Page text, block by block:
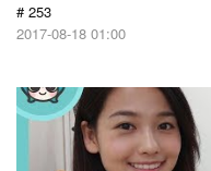
# 253
2017-08-18 01:00